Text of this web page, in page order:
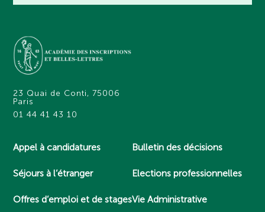
23 Quai de Conti, 75006
Paris
01 44 41 43 10
Appel à candidatures
Séjours à l’étranger
Offres d’emploi et de stages
Bulletin des décisions
Elections professionnelles
Vie Administrative